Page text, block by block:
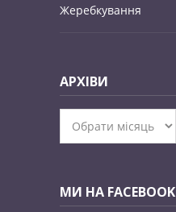
Жеребкування
АРХІВИ
МИ НА FACEBOOK